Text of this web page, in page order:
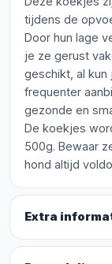
tijdens de
Door hun lage
je ze gerust
geschikt, al
frequenter
gezonde en
De koekjes
500g. Bewaar
hond altijd
Extra